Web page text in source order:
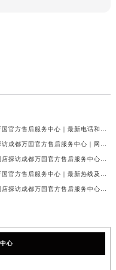
心